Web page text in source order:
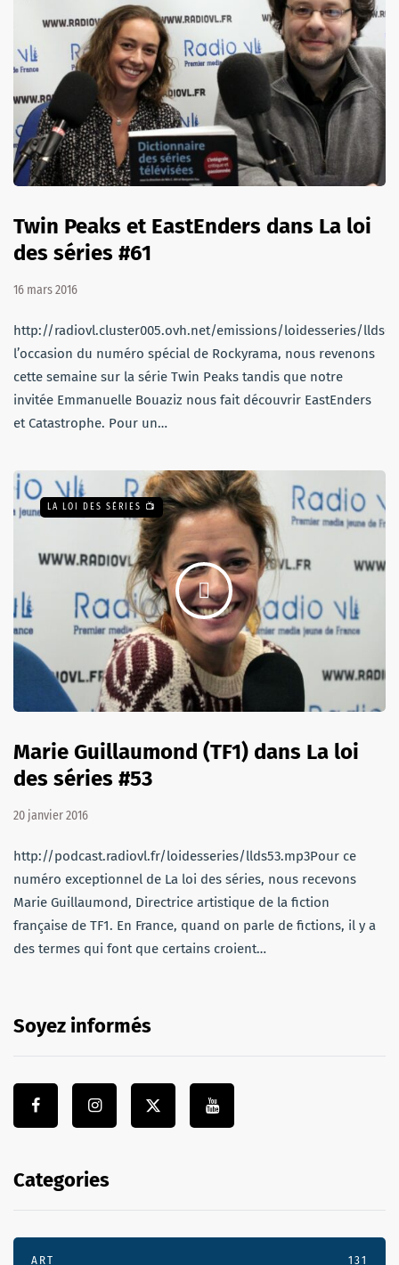
Twin Peaks et EastEnders dans La loi
des séries #61
16 mars 2016
http://radiovl.cluster005.ovh.net/emissions/loidesseries/
l’occasion du numéro spécial de Rockyrama, nous revenons
cette semaine sur la série Twin Peaks tandis que notre
invitée Emmanuelle Bouaziz nous fait découvrir EastEnders
et Catastrophe. Pour un…
LA LOI DES SÉRIES 📺
Marie Guillaumond (TF1) dans La loi
des séries #53
20 janvier 2016
http://podcast.radiovl.fr/loidesseries/llds53.mp3Pour ce
numéro exceptionnel de La loi des séries, nous recevons
Marie Guillaumond, Directrice artistique de la fiction
française de TF1. En France, quand on parle de fictions, il y a
des termes qui font que certains croient…
Soyez informés
Categories
ART 131